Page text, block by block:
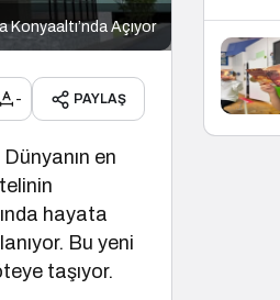
Açıyor
- PAYLAŞ
Dünyanın en
hayata
Bu yeni
taşıyor.